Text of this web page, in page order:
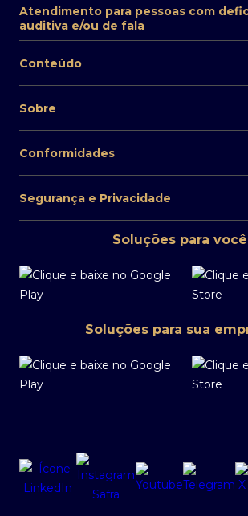
Atendimento para pessoas com
auditiva e/ou de fala
Conteúdo
Sobre
Conformidades
Segurança e Privacidade
Soluções para você
Soluções para sua